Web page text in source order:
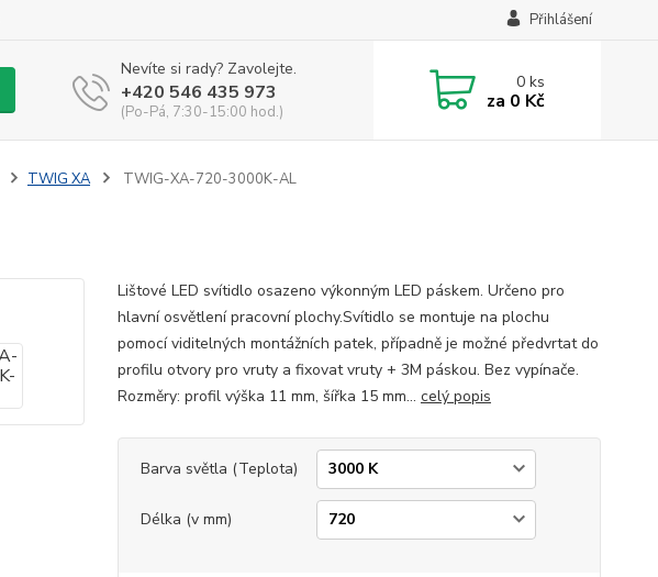
Přihlášení
Nevíte si rady? Zavolejte.
+420 546 435 973
(Po-Pá, 7:30-15:00 hod.)
0ks
za 0 Kč
TWIG XA TWIG-XA-720-3000K-AL
Lištové LED svítidlo osazeno výkonným LED páskem. Určeno pro
hlavní osvětlení pracovní plochy.Svítidlo se montuje na plochu
pomocí viditelných montážních patek, případně je možné předvrtat do
profilu otvory pro vruty a fixovat vruty + 3M páskou. Bez vypínače.
Rozměry: profil výška 11 mm, šířka 15 mm... celý popis
Barva světla (Teplota)
Délka (v mm)